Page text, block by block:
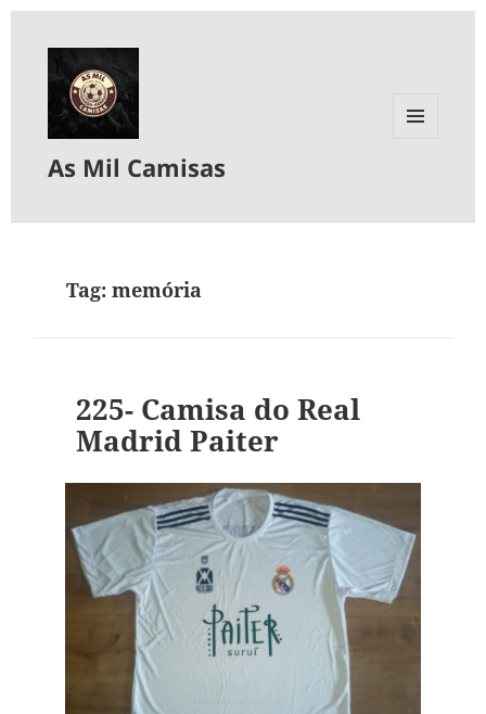
As Mil Camisas
Tag:memória
225- Camisa do Real
Madrid Paiter